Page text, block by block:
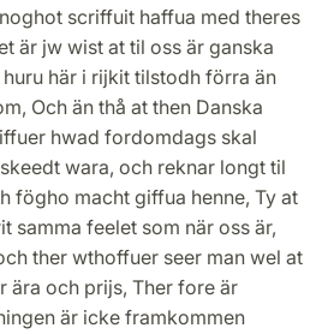
scriffuit haffua med theres
är jw wist at til oss är ganska
här i rijkit tilstodh förra än
Och än thå at then Danska
hwad fordomdags skal
wara, och reknar longt til
fögho macht giffua henne, Ty at
samma feelet som när oss är,
ther wthoffuer seer man wel at
ära och prijs, Ther fore är
är icke framkommen